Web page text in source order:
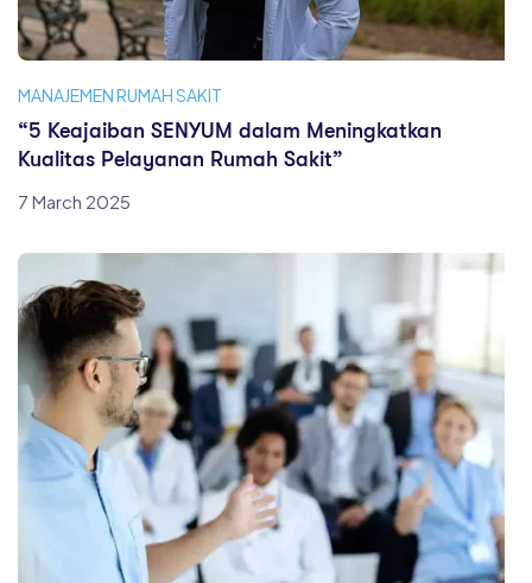
MANAJEMEN RUMAH SAKIT
“5 Keajaiban SENYUM dalam Meningkatkan
Kualitas Pelayanan Rumah Sakit”
7 March 2025